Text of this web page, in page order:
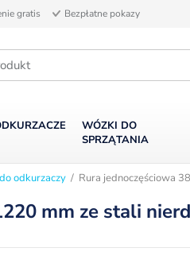
gratis Bezpłatne pokazy
WÓZKI DO
SPRZĄTANIA
odkurzaczy / Rura jednoczęściowa
mm ze stali